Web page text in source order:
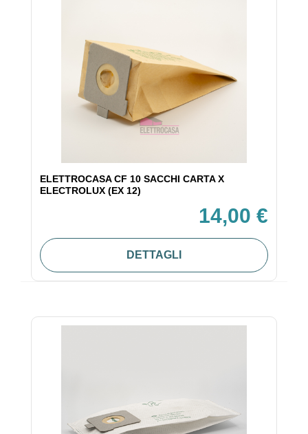
ELETTROCASA CF 10 SACCHI CARTA X
ELECTROLUX (EX 12)
14,00 €
DETTAGLI